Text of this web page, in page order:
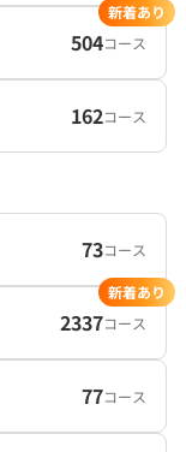
504コース
新着あり
162コース
73コース
2337コース
新着あり
77コース